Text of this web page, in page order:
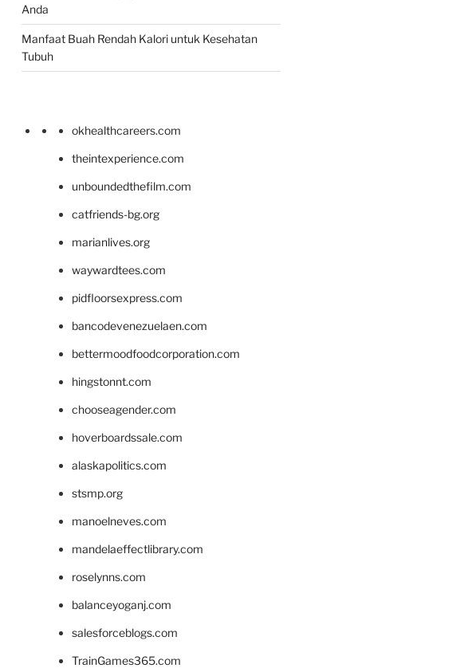
Anda
Manfaat Buah Rendah Kalori untuk Kesehatan
Tubuh
okhealthcareers.com
theintexperience.com
unboundedthefilm.com
catfriends-bg.org
marianlives.org
waywardtees.com
pidfloorsexpress.com
bancodevenezuelaen.com
bettermoodfoodcorporation.com
hingstonnt.com
chooseagender.com
hoverboardssale.com
alaskapolitics.com
stsmp.org
manoelneves.com
mandelaeffectlibrary.com
roselynns.com
balanceyoganj.com
salesforceblogs.com
TrainGames365.com